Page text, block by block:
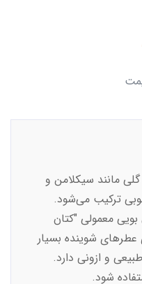
مانند سیکلامن و
ترکیب می‌شود.
معمولی "کتان
عطرهای شوینده بسیار
و ازونی دارد.
شود.